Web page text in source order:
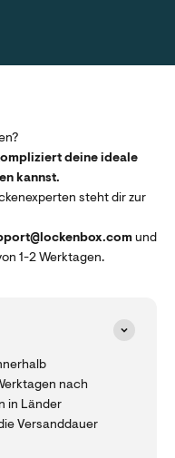
deine ideale
kannst.
steht dir zur
und
1-2 Werktagen.
nach
in Länder
Versanddauer